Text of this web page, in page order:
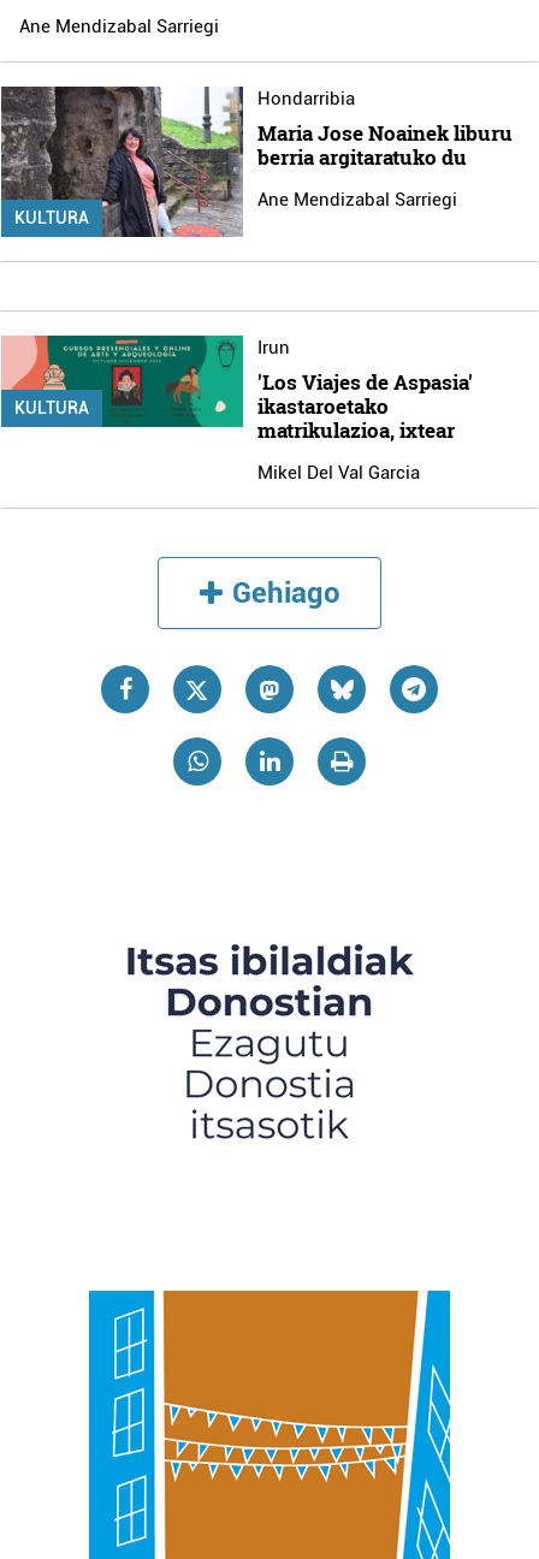
Ane Mendizabal Sarriegi
KULTURA
Hondarribia
Maria Jose Noainek liburu
berria argitaratuko du
Ane Mendizabal Sarriegi
KULTURA
Irun
'Los Viajes de Aspasia'
ikastaroetako
matrikulazioa, ixtear
Mikel Del Val Garcia
Gehiago